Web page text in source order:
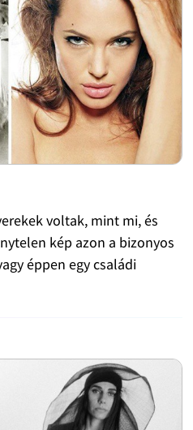
voltak, mint mi, és
kép azon a bizonyos
éppen egy családi